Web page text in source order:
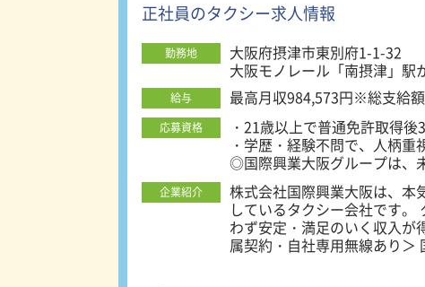
充実した研修制度＞ タクシー
習、路上研修、側乗研修と充
フォローしています。また、
を行い、乗務員のスキルアップを手助けしていま
業所ーーーーーーーーーーー
寄り駅】阪急「淡路」駅よ
番10号） 【最寄り駅】地下
（茨木市南耳原2丁目14番4
「南摂津駅」より徒歩13分／
正社員のタクシー求人情報
勤務地
大阪府摂津市東別府1-1-32
大阪モノレール「南摂津」駅
給与 最高月収984,573円※総支給額
応募資格
・21歳以上で普通免許取得
・学歴・経験不問で、人柄重
◎国際興業大阪グループは、
ももちろん応募可能です！
企業紹介
株式会社国際興業大阪は、本
しているタクシー会社です
わず安定・満足のいく収入が得られます。 ◆株式会社国際興業
属契約・自社専用無線あり＞